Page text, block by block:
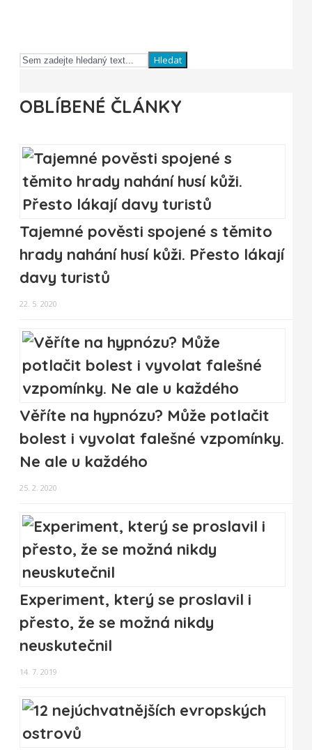
Hledat
OBLÍBENÉ ČLÁNKY
Tajemné pověsti spojené s těmito
hrady nahání husí kůži. Přesto lákají
davy turistů
22. 5. 2020
Věříte na hypnózu? Může potlačit
bolest i vyvolat falešné vzpomínky.
Ne ale u každého
25. 2. 2020
Experiment, který se proslavil i
přesto, že se možná nikdy
neuskutečnil
14. 7. 2019